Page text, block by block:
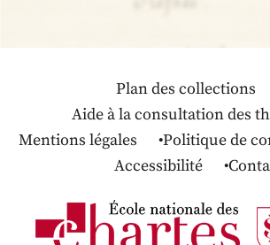
Plan des collections
Aide à la consultation des
Mentions légales
Politique de
Accessibilité